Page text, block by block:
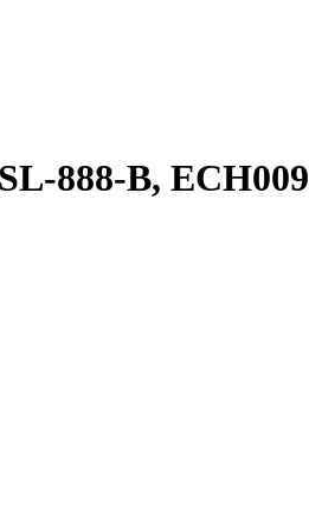
888-B, ECH009